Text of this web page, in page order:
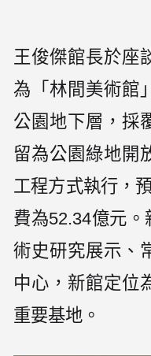
王俊傑館長於座
為「林間美術館
公園地下層，採
留為公園綠地開
工程方式執行，
費為52.34億元
術史研究展示、
中心，新館定位
重要基地。